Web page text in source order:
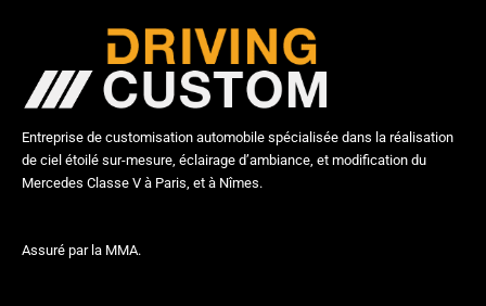
Entreprise de customisation automobile spécialisée dans la réalisation
de ciel étoilé sur-mesure, éclairage d’ambiance, et modification du
Mercedes Classe V à Paris, et à Nîmes.
Assuré par la MMA.